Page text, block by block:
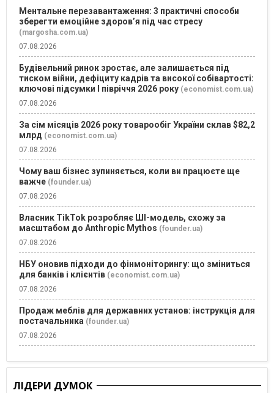
Ментальне перезавантаження: 3 практичні способи
зберегти емоційне здоров’я під час стресу
(margosha.com.ua)
07.08.2026
Будівельний ринок зростає, але залишається під
тиском війни, дефіциту кадрів та високої собівартості:
ключові підсумки І півріччя 2026 року (economist.com.ua)
07.08.2026
За сім місяців 2026 року товарообіг України склав $82,2
млрд (economist.com.ua)
07.08.2026
Чому ваш бізнес зупиняється, коли ви працюєте ще
важче (founder.ua)
07.08.2026
Власник TikTok розробляє ШІ-модель, схожу за
масштабом до Anthropic Mythos (founder.ua)
07.08.2026
НБУ оновив підходи до фінмоніторингу: що зміниться
для банків і клієнтів (economist.com.ua)
07.08.2026
Продаж меблів для державних установ: інструкція для
постачальника (founder.ua)
07.08.2026
ЛІДЕРИ ДУМОК